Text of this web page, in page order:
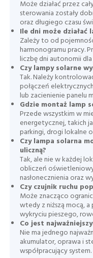
Może działać przez
sterowania zostały
oraz długiego czasu
Ile dni może działać
Zależy to od
harmonogramu pracy.
liczbę dni autonomii
Czy lampy solarne
Tak. Należy
połączeń
lub zacienienie panelu
Gdzie montaż lamp
Przede wszystkim w
energetycznej, takich
parkingi, drogi lokalne
Czy lampa solarna
uliczną?
Tak, ale nie w każdej
obliczeń
nasłonecznienia oraz
Czy czujnik ruchu
Może znacząco
wtedy z niższą mocą, a
wykryciu pieszego,
Co jest
Nie ma jednego
akumulator, oprawa i
współpracujący system.